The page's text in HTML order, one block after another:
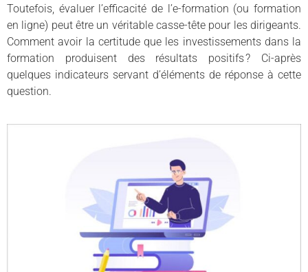
Toutefois, évaluer l’efficacité de l’e-formation (ou formation
en ligne) peut être un véritable casse-tête pour les dirigeants.
Comment avoir la certitude que les investissements dans la
formation produisent des résultats positifs ? Ci-après
quelques indicateurs servant d’éléments de réponse à cette
question.